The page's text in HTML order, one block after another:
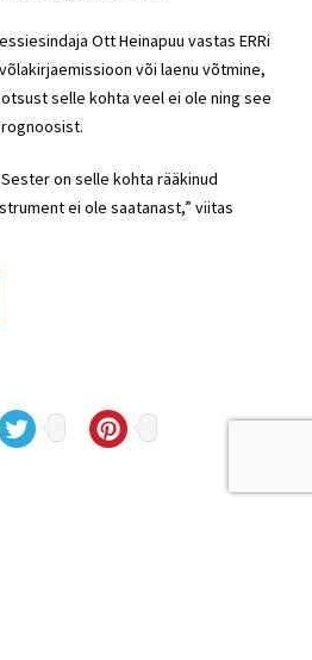
Ott Heinapuu vastas ERRi
või laenu võtmine,
selle kohta veel ei ole ning see
on selle kohta rääkinud
ei ole saatanast,” viitas